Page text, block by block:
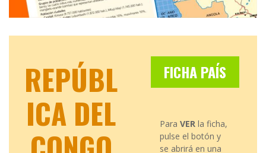
REPÚBL
ICA DEL
FICHA PAÍS
Para VER la ficha,
pulse el botón y
se abrirá en una